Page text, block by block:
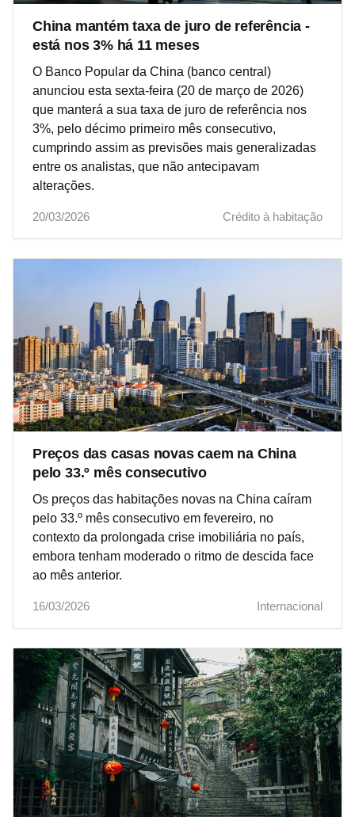
China mantém taxa de juro de referência -
está nos 3% há 11 meses
O Banco Popular da China (banco central)
anunciou esta sexta-feira (20 de março de 2026)
que manterá a sua taxa de juro de referência nos
3%, pelo décimo primeiro mês consecutivo,
cumprindo assim as previsões mais generalizadas
entre os analistas, que não antecipavam
alterações.
20/03/2026 Crédito à habitação
Preços das casas novas caem na China
pelo 33.º mês consecutivo
Os preços das habitações novas na China caíram
pelo 33.º mês consecutivo em fevereiro, no
contexto da prolongada crise imobiliária no país,
embora tenham moderado o ritmo de descida face
ao mês anterior.
16/03/2026 Internacional